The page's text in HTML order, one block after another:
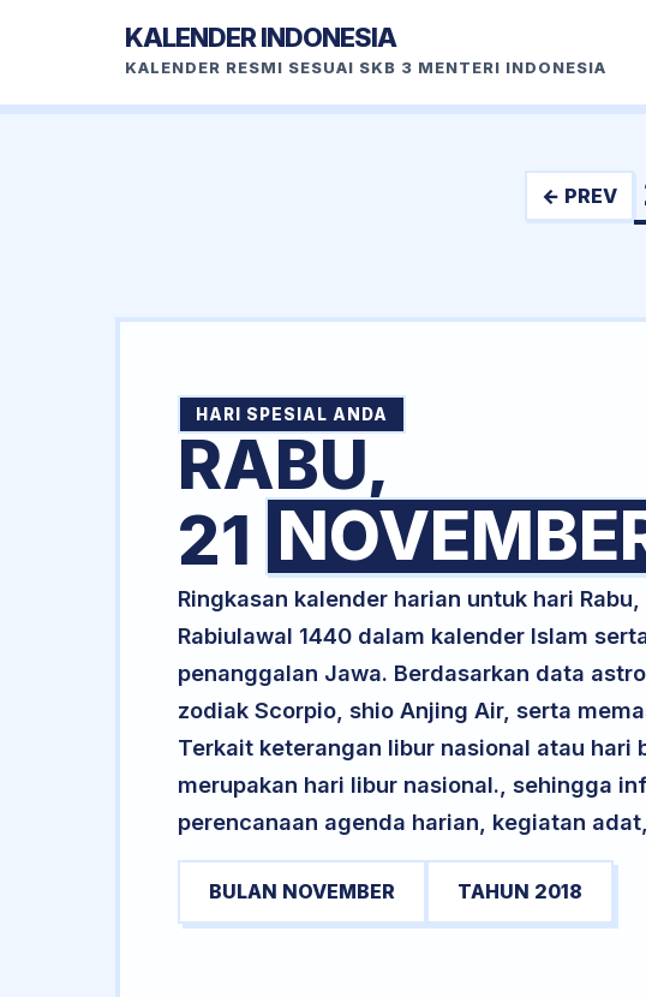
KALENDER INDONESIA
KALENDER RESMI SESUAI SKB 3 MENTERI INDONESIA
← PREV
HARI SPESIAL ANDA
RABU,
21
Ringkasan kalender harian untuk hari
Rabiulawal 1440 dalam kalender Islam
penanggalan Jawa. Berdasarkan data
zodiak Scorpio, shio Anjing Air, serta
Terkait keterangan libur nasional atau
merupakan hari libur nasional., sehingga
perencanaan agenda harian, kegiatan
BULAN NOVEMBER TAHUN 2018